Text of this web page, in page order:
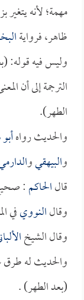
مهمة؛ لأنه
ظاهر، فرواية
وليس فيه قوله:
الترجمة إلى أن
الطهر).
والحديث رواه
والبيهقيو
قالالحاكم:
وقالالنوويفي
وقال الشيخ
والحديث له طرق
(بعد الطهر) .